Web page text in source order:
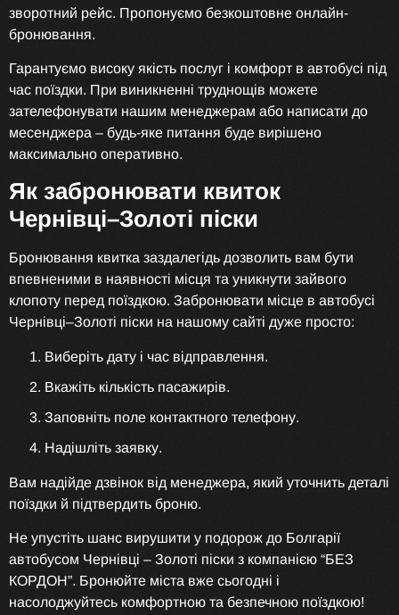
зворотний рейс. Пропонуємо безкоштовне онлайн-
бронювання.
Гарантуємо високу якість послуг і комфорт в автобусі під
час поїздки. При виникненні труднощів можете
зателефонувати нашим менеджерам або написати до
месенджера – будь-яке питання буде вирішено
максимально оперативно.
Як забронювати квиток
Чернівці–Золоті піски
Бронювання квитка заздалегідь дозволить вам бути
впевненими в наявності місця та уникнути зайвого
клопоту перед поїздкою. Забронювати місце в автобусі
Чернівці–Золоті піски на нашому сайті дуже просто:
Виберіть дату і час відправлення.
Вкажіть кількість пасажирів.
Заповніть поле контактного телефону.
Надішліть заявку.
Вам надійде дзвінок від менеджера, який уточнить деталі
поїздки й підтвердить броню.
Не упустіть шанс вирушити у подорож до Болгарії
автобусом Чернівці – Золоті піски з компанією “БЕЗ
КОРДОН”. Бронюйте міста вже сьогодні і
насолоджуйтесь комфортною та безпечною поїздкою!